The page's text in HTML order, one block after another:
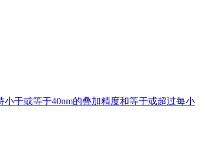
于或等于40nm的叠加精度和等于或超过每小